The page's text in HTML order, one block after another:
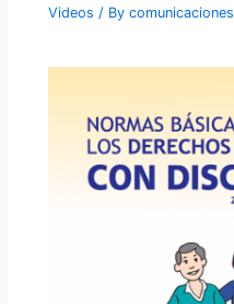
Videos / Bycomunicaciones